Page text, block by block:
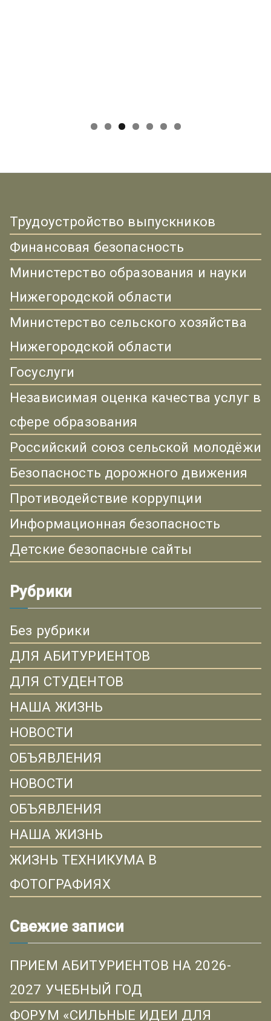
Трудоустройство выпускников
Финансовая безопасность
Министерство образования и науки
Нижегородской области
Министерство сельского хозяйства
Нижегородской области
Госуслуги
Независимая оценка качества услуг в
сфере образования
Российский союз сельской молодёжи
Безопасность дорожного движения
Противодействие коррупции
Информационная безопасность
Детские безопасные сайты
Рубрики
Без рубрики
ДЛЯ АБИТУРИЕНТОВ
ДЛЯ СТУДЕНТОВ
НАША ЖИЗНЬ
НОВОСТИ
ОБЪЯВЛЕНИЯ
НОВОСТИ
ОБЪЯВЛЕНИЯ
НАША ЖИЗНЬ
ЖИЗНЬ ТЕХНИКУМА В
ФОТОГРАФИЯХ
Свежие записи
ПРИЕМ АБИТУРИЕНТОВ НА 2026-
2027 УЧЕБНЫЙ ГОД
ФОРУМ «СИЛЬНЫЕ ИДЕИ ДЛЯ